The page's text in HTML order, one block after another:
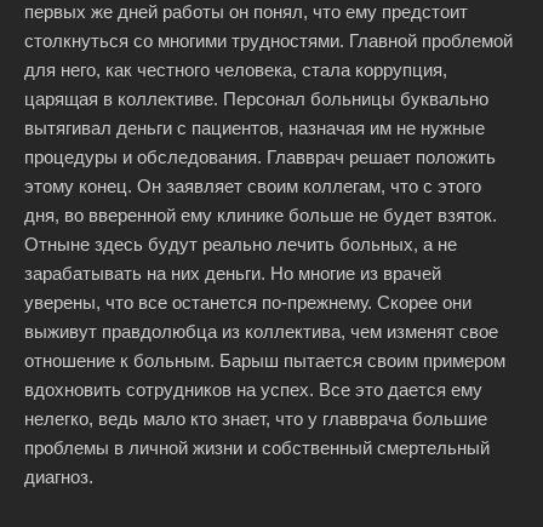
первых же дней работы он понял, что ему предстоит
столкнуться со многими трудностями. Главной проблемой
для него, как честного человека, стала коррупция,
царящая в коллективе. Персонал больницы буквально
вытягивал деньги с пациентов, назначая им не нужные
процедуры и обследования. Главврач решает положить
этому конец. Он заявляет своим коллегам, что с этого
дня, во вверенной ему клинике больше не будет взяток.
Отныне здесь будут реально лечить больных, а не
зарабатывать на них деньги. Но многие из врачей
уверены, что все останется по-прежнему. Скорее они
выживут правдолюбца из коллектива, чем изменят свое
отношение к больным. Барыш пытается своим примером
вдохновить сотрудников на успех. Все это дается ему
нелегко, ведь мало кто знает, что у главврача большие
проблемы в личной жизни и собственный смертельный
диагноз.